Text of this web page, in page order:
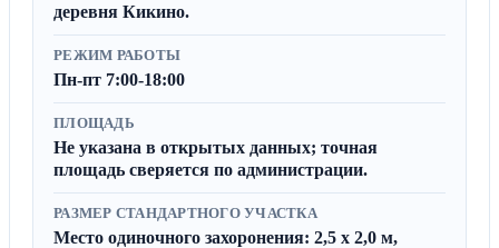
деревня Кикино.
РЕЖИМ РАБОТЫ
Пн-пт 7:00-18:00
ПЛОЩАДЬ
Не указана в открытых данных; точная
площадь сверяется по администрации.
РАЗМЕР СТАНДАРТНОГО УЧАСТКА
Место одиночного захоронения: 2,5 x 2,0 м,